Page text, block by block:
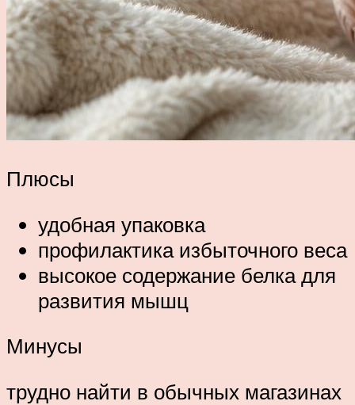
Плюсы
удобная упаковка
профилактика избыточного веса
высокое содержание белка для
развития мышц
Минусы
трудно найти в обычных магазинах